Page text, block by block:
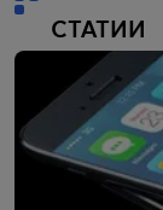
СТАТИИ